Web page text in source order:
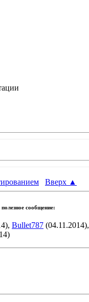
Вверх ▲
сообщение:
Bullet787 (04.11.2014),